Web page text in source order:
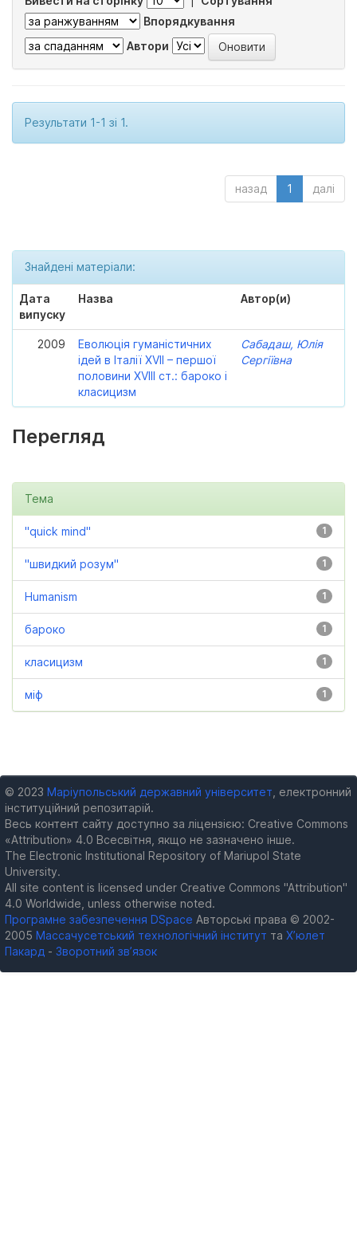
Впорядкування
Автори
Результати 1-1 зі 1.
назад 1 далі
Знайдені матеріали:
Дата
випуску
Назва Автор(и)
2009
Еволюція гуманістичних
ідей в Італії XVII – першої
половини XVIII ст.: бароко і
класицизм
Сабадаш, Юлія
Сергіївна
Перегляд
Тема
1
"quick mind"
1
"швидкий розум"
1
Humanism
1
бароко
1
класицизм
1
міф
© 2023 Маріупольський державний університет , електронний
інституційний репозитарій.
Весь контент сайту доступно за ліцензією: Creative Commons
«Attribution» 4.0 Всесвітня, якщо не зазначено інше.
The Electronic Institutional Repository of Mariupol State
University.
All site content is licensed under Creative Commons "Attribution"
4.0 Worldwide, unless otherwise noted.
Програмне забезпечення DSpace Авторські права © 2002-
2005 Массачусетський технологічний інститут та Х’юлет
Пакард - Зворотний зв’язок